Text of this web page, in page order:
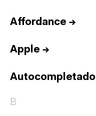
Affordance →
Apple →
Autocompletado
B